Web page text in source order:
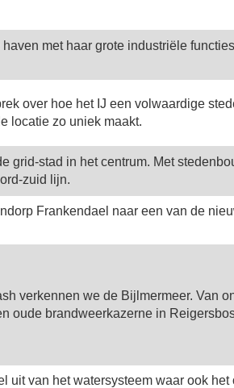
met haar grote industriële
over hoe het IJ een volwaardige
locatie zo uniek maakt.
grid-stad in het centrum. Met
zuid lijn.
Frankendael naar een van de
verkennen we de Bijlmermeer. Van
oude brandweerkazerne in
uit van het watersysteem waar ook het